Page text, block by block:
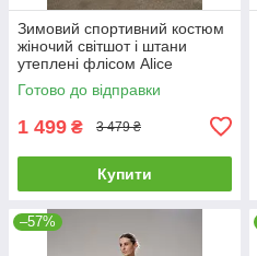
Зимовий спортивний костюм
жіночий світшот і штани
утеплені флісом Alice
блакитний
Готово до відправки
1 499 ₴ 3 479 ₴
Купити
–57%